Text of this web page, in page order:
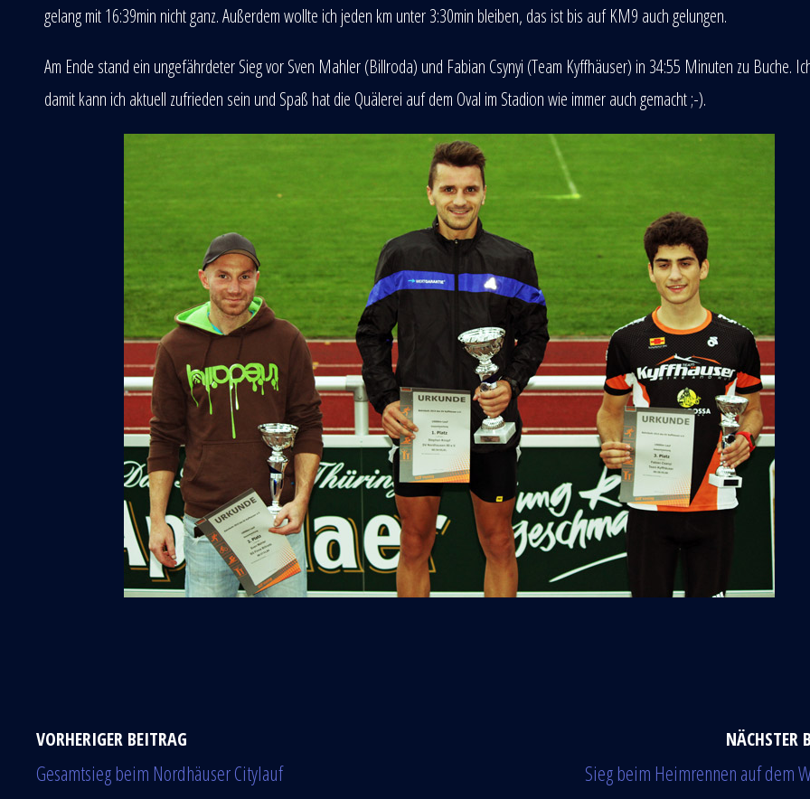
gelang mit 16:39min nicht ganz. Außerdem wollte ich jeden km unter 3:30min bleiben, das ist bis auf KM9 auch gelungen.
Am Ende stand ein ungefährdeter Sieg vor Sven Mahler (Billroda) und Fabian Csynyi (Team Kyffhäuser) in 34:55 Minuten zu Buche.
damit kann ich aktuell zufrieden sein und Spaß hat die Quälerei auf dem Oval im Stadion wie immer auch gemacht ;-).
VORHERIGER BEITRAG
Gesamtsieg beim Nordhäuser Citylauf
NÄCHSTER
Sieg beim Heimrennen auf dem